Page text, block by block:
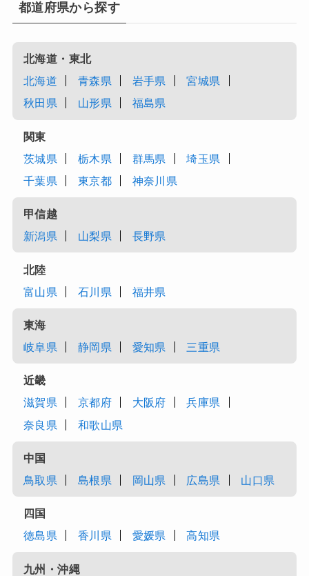
都道府県から探す
北海道・東北
北海道
青森県 岩手県
宮城県
秋田県
山形県 福島県
関東
茨城県
栃木県 群馬県
埼玉県
千葉県
東京都 神奈川県
甲信越
新潟県
山梨県 長野県
北陸
富山県
石川県 福井県
東海
岐阜県
静岡県 愛知県 三重県
近畿
滋賀県
京都府 大阪府
兵庫県
奈良県
和歌山県
中国
鳥取県
島根県 岡山県 広島県 山口県
四国
徳島県
香川県 愛媛県 高知県
九州・沖縄